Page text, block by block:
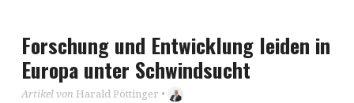
Forschung und Entwicklung leiden in
Europa unter Schwindsucht
Artikel von Harald Pöttinger •